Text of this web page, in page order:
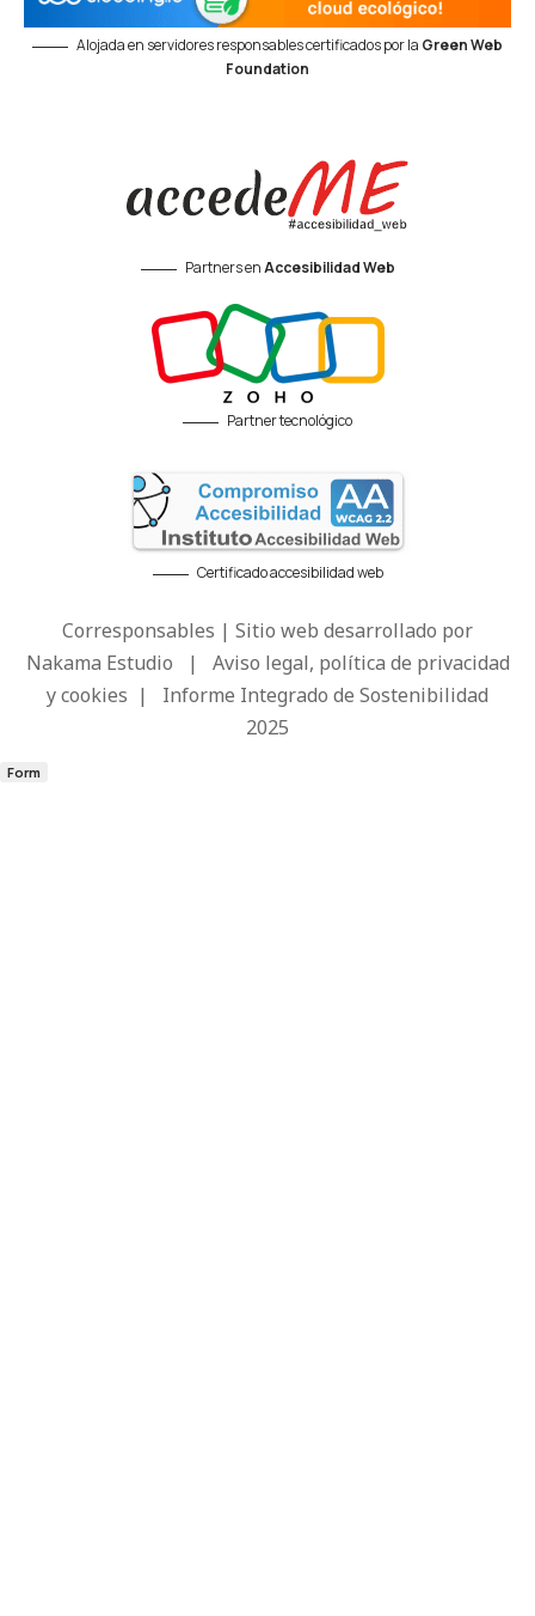
Alojada en servidores responsables certificados por la Green Web
Foundation
Partners enAccesibilidad Web
Partner tecnológico
Certificado accesibilidad web
Corresponsables | Sitio web desarrollado por
Nakama Estudio | Aviso legal, política de privacidad
y cookies | Informe Integrado de Sostenibilidad
2025
Form